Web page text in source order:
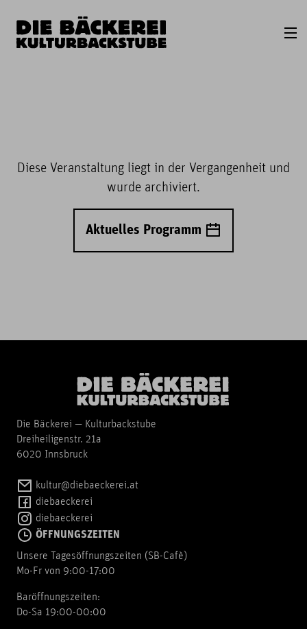
Diese Veranstaltung liegt in der Vergangenheit und
wurde archiviert.
Aktuelles Programm
Die Bäckerei — Kulturbackstube
Dreiheiligenstr. 21a
6020 Innsbruck
kultur@diebaeckerei.at
diebaeckerei
diebaeckerei
ÖFFNUNGSZEITEN
Unsere Tagesöffnungszeiten (SB-Cafè)
Mo-Fr von 9:00-17:00
Baröffnungszeiten:
Do-Sa 19:00-00:00